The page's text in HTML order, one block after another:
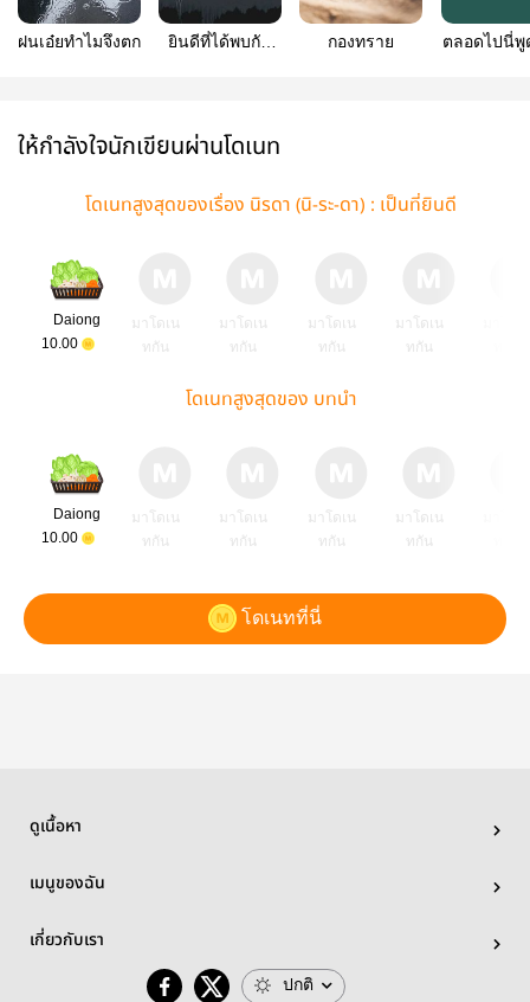
ฝนเอ๋ยทำไมจึงตก
ยินดีที่ได้พบกัน
กองทราย
ตลอดไปนี่พู
ให้กำลังใจนักเขียนผ่านโดเนท
โดเนทสูงสุดของเรื่อง นิรดา (นิ-ระ-ดา) : เป็นที่ยินดี
Daiong
10.00
มาโดเน
ทกัน
มาโดเน
ทกัน
มาโดเน
ทกัน
มาโดเน
ทกัน
โดเนทสูงสุดของ บทนำ
Daiong
10.00
มาโดเน
ทกัน
มาโดเน
ทกัน
มาโดเน
ทกัน
มาโดเน
ทกัน
โดเนทที่นี่
ดูเนื้อหา
เมนูของฉัน
เกี่ยวกับเรา
ปกติ